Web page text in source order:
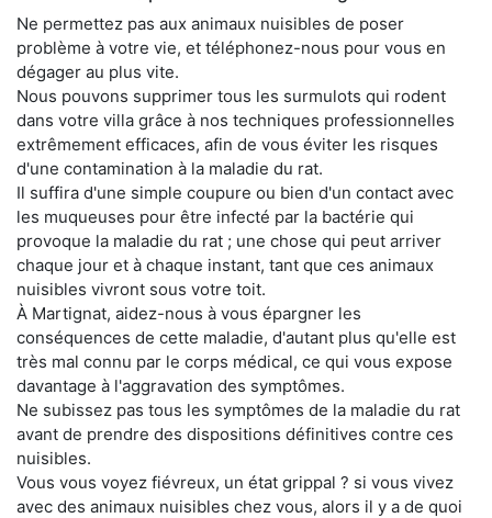
Ne permettez pas aux animaux nuisibles de poser
problème à votre vie, et téléphonez-nous pour vous en
dégager au plus vite.
Nous pouvons supprimer tous les surmulots qui rodent
dans votre villa grâce à nos techniques professionnelles
extrêmement efficaces, afin de vous éviter les risques
d'une contamination à la maladie du rat.
Il suffira d'une simple coupure ou bien d'un contact avec
les muqueuses pour être infecté par la bactérie qui
provoque la maladie du rat ; une chose qui peut arriver
chaque jour et à chaque instant, tant que ces animaux
nuisibles vivront sous votre toit.
À Martignat, aidez-nous à vous épargner les
conséquences de cette maladie, d'autant plus qu'elle est
très mal connu par le corps médical, ce qui vous expose
davantage à l'aggravation des symptômes.
Ne subissez pas tous les symptômes de la maladie du rat
avant de prendre des dispositions définitives contre ces
nuisibles.
Vous vous voyez fiévreux, un état grippal ? si vous vivez
avec des animaux nuisibles chez vous, alors il y a de quoi